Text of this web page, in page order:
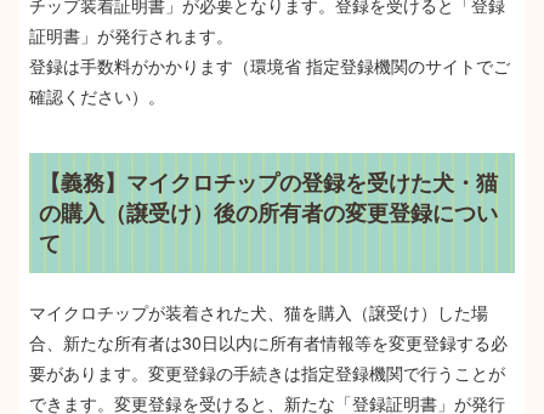
チップ装着証明書」が必要となります。登録を受けると「登録
証明書」が発行されます。
登録は手数料がかかります（環境省 指定登録機関のサイトでご
確認ください）。
【義務】マイクロチップの登録を受けた犬・猫
の購入（譲受け）後の所有者の変更登録につい
て
マイクロチップが装着された犬、猫を購入（譲受け）した場
合、新たな所有者は30日以内に所有者情報等を変更登録する必
要があります。変更登録の手続きは指定登録機関で行うことが
できます。変更登録を受けると、新たな「登録証明書」が発行